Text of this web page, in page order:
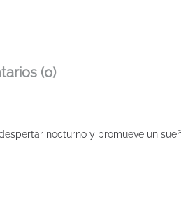
(0)
nocturno y promueve un